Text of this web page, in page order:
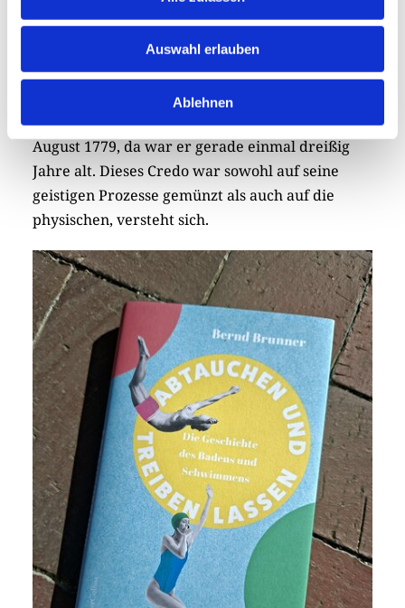
Auswahl erlauben
Ablehnen
verschneiten Harz, kletterte unter der Krone des
Straßburger Münsters, frönte der Wanderlust in
den Schweizer Bergen, ging auch mal „ein
Stündgen aufs Eis” und ritt bis ins hohe Alter.
„Bewegung ist mir ewig nötig”, schrieb er am 31.
August 1779, da war er gerade einmal dreißig
Jahre alt. Dieses Credo war sowohl auf seine
geistigen Prozesse gemünzt als auch auf die
physischen, versteht sich.